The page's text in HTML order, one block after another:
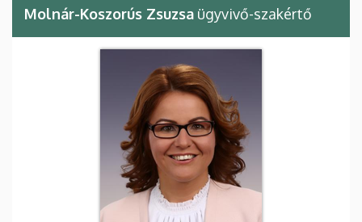
Molnár-Koszorús Zsuzsa ügyvivő-szakértő